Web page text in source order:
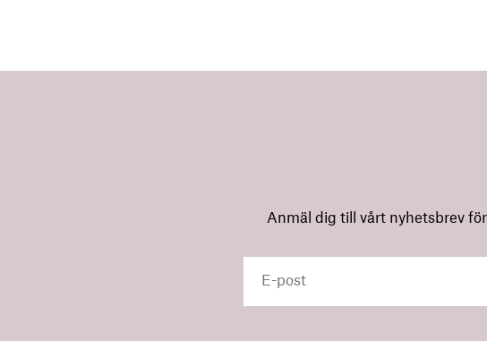
Anmäl dig till vårt nyhetsbrev